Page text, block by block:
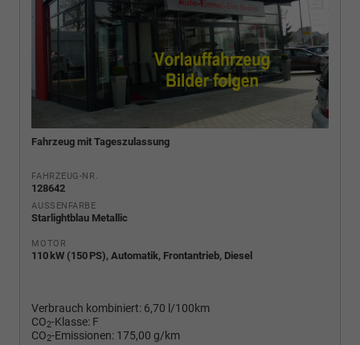
Fahrzeug mit Tageszulassung
FAHRZEUG-NR.
128642
AUSSENFARBE
Starlightblau Metallic
MOTOR
110 kW (150 PS), Automatik, Frontantrieb, Diesel
Verbrauch kombiniert: 6,70 l/100km
CO2-Klasse: F
CO2-Emissionen: 175,00 g/km